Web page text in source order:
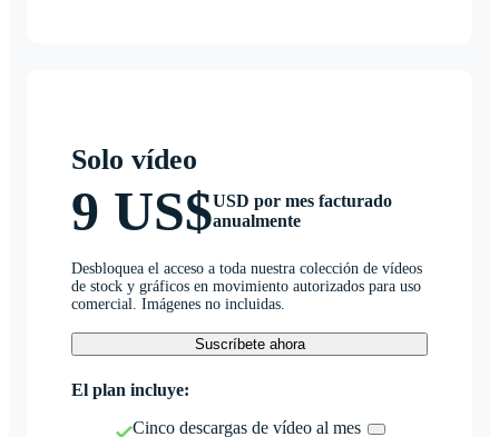
Solo vídeo
9 US$USD por mes facturado
anualmente
Desbloquea el acceso a toda nuestra colección de vídeos
de stock y gráficos en movimiento autorizados para uso
comercial. Imágenes no incluidas.
Suscríbete ahora
El plan incluye:
Cinco descargas de vídeo al mes